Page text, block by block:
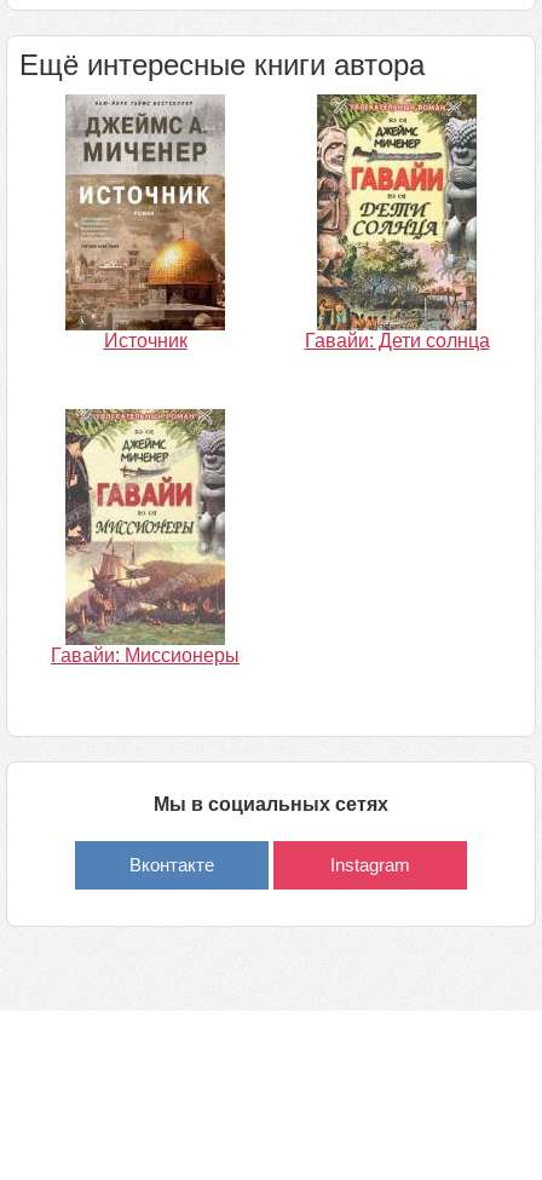
Ещё интересные книги автора
Источник Гавайи: Дети солнца
Гавайи: Миссионеры
Мы в социальных сетях
Вконтакте Instagram